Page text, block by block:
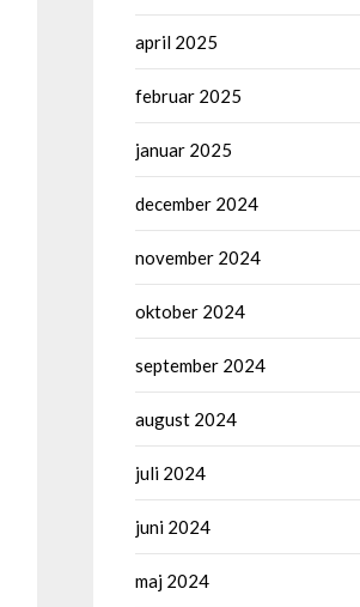
april 2025
februar 2025
januar 2025
december 2024
november 2024
oktober 2024
september 2024
august 2024
juli 2024
juni 2024
maj 2024